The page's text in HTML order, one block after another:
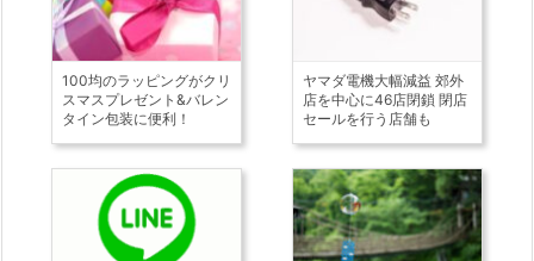
100均のラッピングがクリ
スマスプレゼント&バレン
タイン包装に便利！
ヤマダ電機大幅減益 郊外
店を中心に46店閉鎖 閉店
セールを行う店舗も